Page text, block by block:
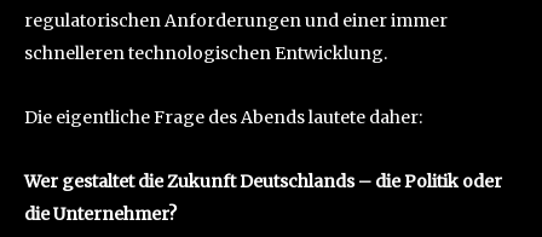
regulatorischen Anforderungen und einer immer
schnelleren technologischen Entwicklung.
Die eigentliche Frage des Abends lautete daher:
Wer gestaltet die Zukunft Deutschlands – die Politik oder
die Unternehmer?